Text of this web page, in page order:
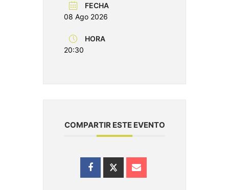
FECHA
08 Ago 2026
HORA
20:30
COMPARTIR ESTE EVENTO